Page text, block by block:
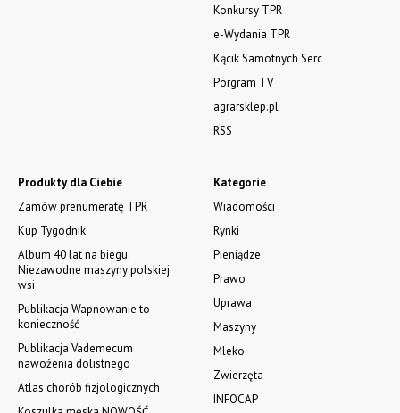
Kategorie
Wiadomości
Rynki
Pieniądze
Prawo
Uprawa
Maszyny
Mleko
Zwierzęta
INFOCAP
Produkty dla Ciebie
Zamów prenumeratę TPR
Kup Tygodnik
Album 40 lat na biegu.
Niezawodne maszyny polskiej
wsi
Publikacja Wapnowanie to
konieczność
Publikacja Vademecum
nawożenia dolistnego
Atlas chorób fizjologicznych
Konkursy TPR
e-Wydania TPR
Kącik Samotnych Serc
Porgram TV
agrarsklep.pl
RSS